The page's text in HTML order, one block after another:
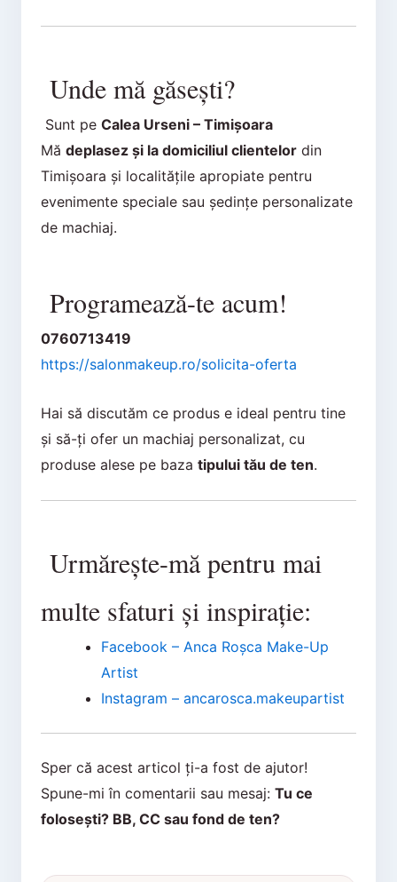
Unde mă găsești?
Sunt pe Calea Urseni – Timișoara
Mă deplasez și la domiciliul clientelordin
Timișoara și localitățile apropiate pentru
evenimente speciale sau ședințe personalizate
de machiaj.
Programează-te acum!
0760713419
https://salonmakeup.ro/solicita-oferta
Hai să discutăm ce produs e ideal pentru tine
și să-ți ofer un machiaj personalizat, cu
produse alese pe baza tipului tău de ten.
Urmărește-mă pentru mai
multe sfaturi și inspirație:
Facebook – Anca Roșca Make-Up
Artist
Instagram – ancarosca.makeupartist
Sper că acest articol ți-a fost de ajutor!
Spune-mi în comentarii sau mesaj: Tu ce
folosești? BB, CC sau fond de ten?